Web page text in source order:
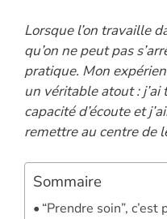
Lorsque l’on travaille
qu’on ne peut pas
pratique. Mon
un véritable atout :
capacité d’écoute et
remettre au centre de
Sommaire
“Prendre soin”,